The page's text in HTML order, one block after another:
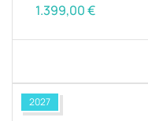
1.399,00€
2027